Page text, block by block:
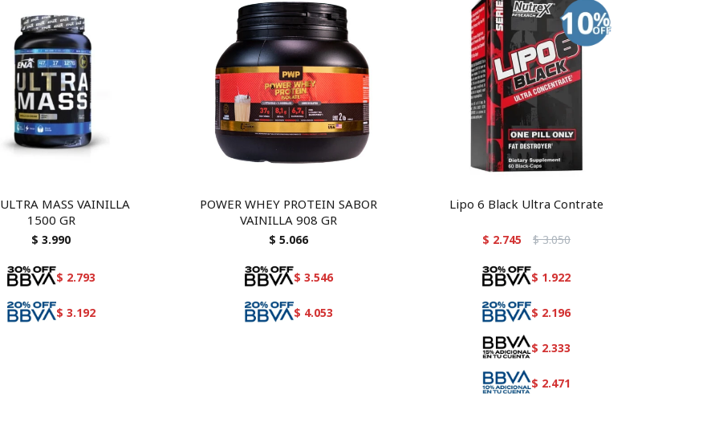
MASS VAINILLA
1500 GR
$ 3.990
$ 2.793
$ 3.192
POWER WHEY PROTEIN SABOR
VAINILLA 908 GR
$ 5.066
$ 3.546
$ 4.053
Lipo 6 Black Ultra Contrate
$ 2.745 $ 3.050
$ 1.922
$ 2.196
$ 2.333
$ 2.471